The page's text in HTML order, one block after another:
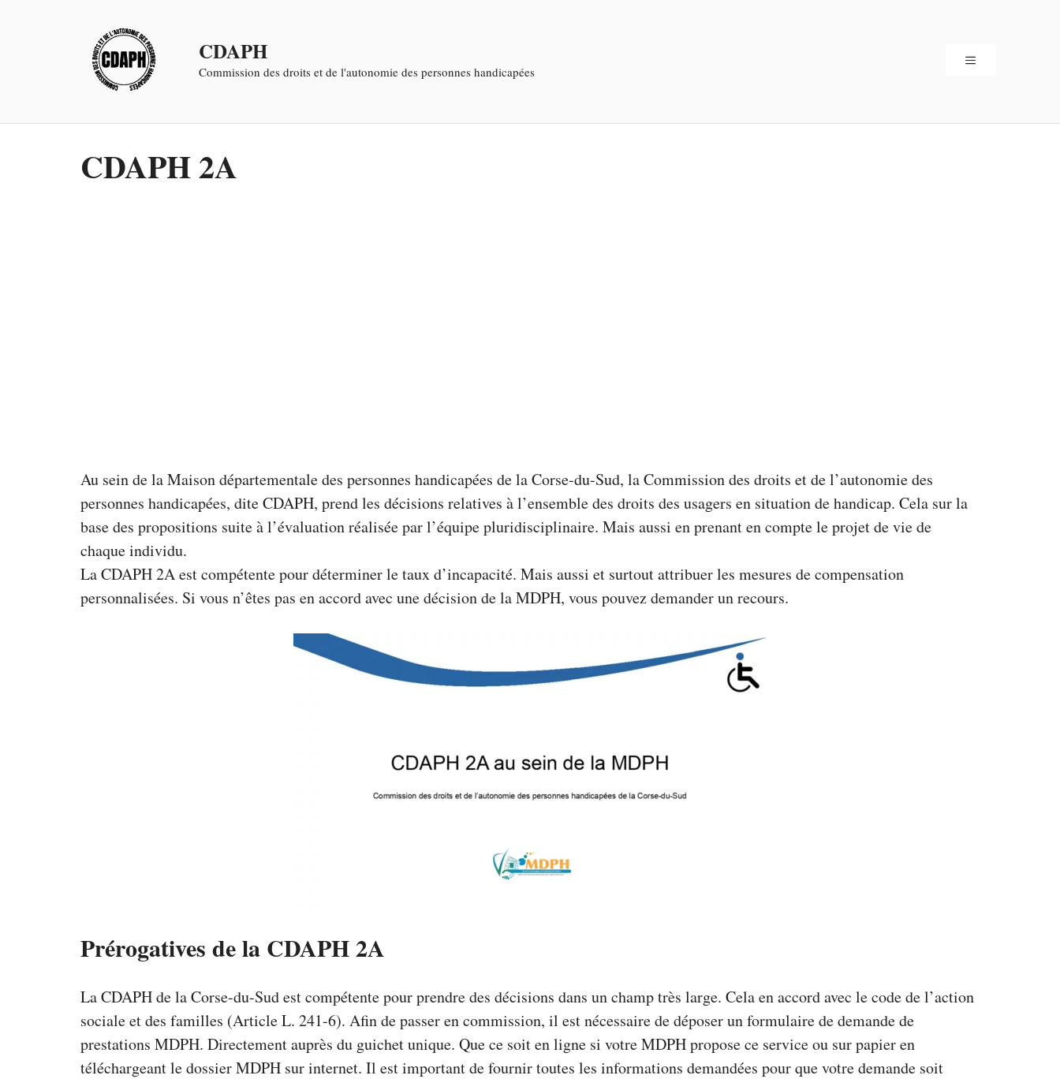
CDAPH
Commission des droits et de l'autonomie des personnes handicapées
CDAPH 2A
Au sein de la Maison départementale des personnes handicapées de la Corse-du-Sud, la Commission des droits et de l’autonomie des
personnes handicapées, dite CDAPH, prend les décisions relatives à l’ensemble des droits des usagers en situation de handicap. Cela sur la
base des propositions suite à l’évaluation réalisée par l’équipe pluridisciplinaire. Mais aussi en prenant en compte le projet de vie de
chaque individu.
La CDAPH 2A est compétente pour déterminer le taux d’incapacité. Mais aussi et surtout attribuer les mesures de compensation
personnalisées. Si vous n’êtes pas en accord avec une décision de la MDPH, vous pouvez demander un recours.
Prérogatives de la CDAPH 2A
La CDAPH de la Corse-du-Sud est compétente pour prendre des décisions dans un champ très large. Cela en accord avec le code de l’action
sociale et des familles (Article L. 241-6). Afin de passer en commission, il est nécessaire de déposer un formulaire de demande de
prestations MDPH. Directement auprès du guichet unique. Que ce soit en ligne si votre MDPH propose ce service ou sur papier en
téléchargeant le dossier MDPH sur internet. Il est important de fournir toutes les informations demandées pour que votre demande soit